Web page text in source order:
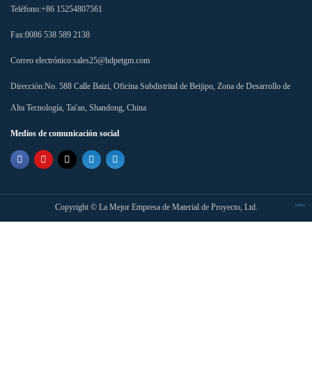
Teléfono:+86 15254807561
Fax:0086 538 589 2138
Correo electrónico:sales25@hdpetgm.com
Dirección:No. 588 Calle Baizi, Oficina Subdistrital de Beijipo, Zona de Desarrollo de
Alta Tecnología, Tai'an, Shandong, China
Medios de comunicación social
Copyright © La Mejor Empresa de Material de Proyecto, Ltd. Index